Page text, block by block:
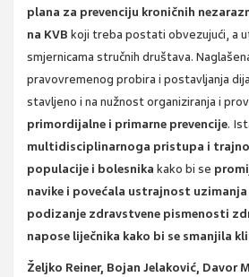
plana za prevenciju kroničnih
na KVB koji treba postati obvezujući, a
smjernicama stručnih društava.
pravovremenog probira i postavljanja
stavljeno i na nužnost organiziranja i
primordijalne i primarne prevencije.
multidisciplinarnoga pristupa i
populacije i bolesnika kako bi se
navike i povećala ustrajnost
podizanje zdravstvene pismenosti
napose liječnika kako bi se smanjila
Željko Reiner, Bojan Jelaković, Davor